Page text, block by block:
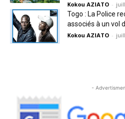
Kokou AZIATO -
Togo : La Police
associés à un vol
Kokou AZIATO -
-